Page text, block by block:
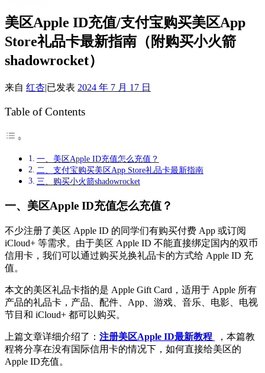
美区Apple ID充值/支付宝购买美区App
Store礼品卡最新指南（附购买小火箭
shadowrocket）
来自 红杏|已发表 2024 年 7 月 17 日
Table of Contents
一、美区Apple ID充值怎么充值？
二、支付宝购买美区App Store礼品卡最新指南
三、购买小火箭shadowrocket
一、美区Apple ID充值怎么充值？
不少注册了美区 Apple ID 的同学们有购买付费 App 或订阅
iCloud+ 等需求。由于美区 Apple ID 不能直接绑定国内的双币
信用卡，我们可以通过购买兑换礼品卡的方式给 Apple ID 充
值。
本文的美区礼品卡指的是 Apple Gift Card ，适用于 Apple 所有
产品的礼品卡，产品、配件、App、游戏、音乐、电影、电视
节目和 iCloud+ 都可以购买。
上篇文章详细介绍了： 注册美区Apple ID最新教程 ， 本篇教
程将分享在没有国际信用卡的情况下，如何直接给美区的
Apple ID充值。